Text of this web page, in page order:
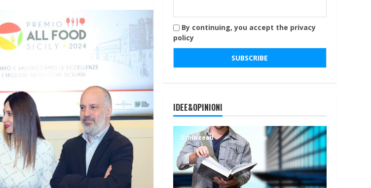
By continuing, you accept the privacy
policy
IDEE&OPINIONI
2 min read